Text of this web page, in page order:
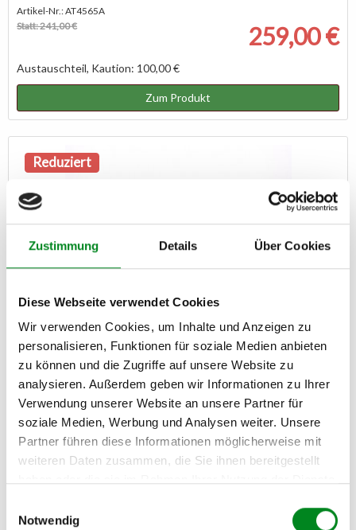
Zustimmung Details Über Cookies
Diese Webseite verwendet Cookies
Wir verwenden Cookies, um Inhalte und Anzeigen zu
personalisieren, Funktionen für soziale Medien anbieten
zu können und die Zugriffe auf unsere Website zu
analysieren. Außerdem geben wir Informationen zu Ihrer
Verwendung unserer Website an unsere Partner für
soziale Medien, Werbung und Analysen weiter. Unsere
Partner führen diese Informationen möglicherweise mit
weiteren Daten zusammen, die Sie ihnen bereitgestellt
Notwendig
Artikel-Nr.: AT4565A
Statt: 241,00 €
259,00 €
Austauschteil, Kaution: 100,00 €
Zum Produkt
Reduziert
Turbolader T5 2.5 TDI 130PS inkl. Dichtungen
Artikel-Nr.: AT4562A
Statt: 318,00 €
299,00 €